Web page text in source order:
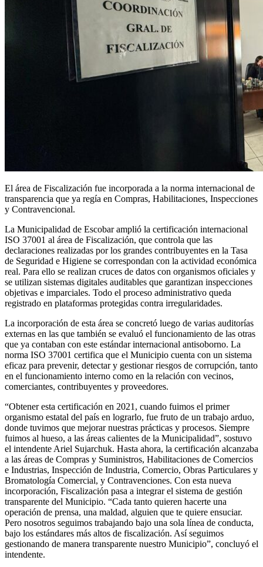
El área de Fiscalización fue incorporada a la norma internacional de
transparencia que ya regía en Compras, Habilitaciones, Inspecciones
y Contravencional.
La Municipalidad de Escobar amplió la certificación internacional
ISO 37001 al área de Fiscalización, que controla que las
declaraciones realizadas por los grandes contribuyentes en la Tasa
de Seguridad e Higiene se correspondan con la actividad económica
real. Para ello se realizan cruces de datos con organismos oficiales y
se utilizan sistemas digitales auditables que garantizan inspecciones
objetivas e imparciales. Todo el proceso administrativo queda
registrado en plataformas protegidas contra irregularidades.
La incorporación de esta área se concretó luego de varias auditorías
externas en las que también se evaluó el funcionamiento de las otras
que ya contaban con este estándar internacional antisoborno. La
norma ISO 37001 certifica que el Municipio cuenta con un sistema
eficaz para prevenir, detectar y gestionar riesgos de corrupción, tanto
en el funcionamiento interno como en la relación con vecinos,
comerciantes, contribuyentes y proveedores.
“Obtener esta certificación en 2021, cuando fuimos el primer
organismo estatal del país en lograrlo, fue fruto de un trabajo arduo,
donde tuvimos que mejorar nuestras prácticas y procesos. Siempre
fuimos al hueso, a las áreas calientes de la Municipalidad”, sostuvo
el intendente Ariel Sujarchuk. Hasta ahora, la certificación alcanzaba
a las áreas de Compras y Suministros, Habilitaciones de Comercios
e Industrias, Inspección de Industria, Comercio, Obras Particulares y
Bromatología Comercial, y Contravenciones. Con esta nueva
incorporación, Fiscalización pasa a integrar el sistema de gestión
transparente del Municipio. “Cada tanto quieren hacerte una
operación de prensa, una maldad, alguien que te quiere ensuciar.
Pero nosotros seguimos trabajando bajo una sola línea de conducta,
bajo los estándares más altos de fiscalización. Así seguimos
gestionando de manera transparente nuestro Municipio”, concluyó el
intendente.